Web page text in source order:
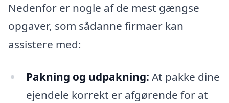
Nedenfor er nogle af de mest gængse
opgaver, som sådanne firmaer kan
assistere med:
Pakning og udpakning: At pakke dine
ejendele korrekt er afgørende for at